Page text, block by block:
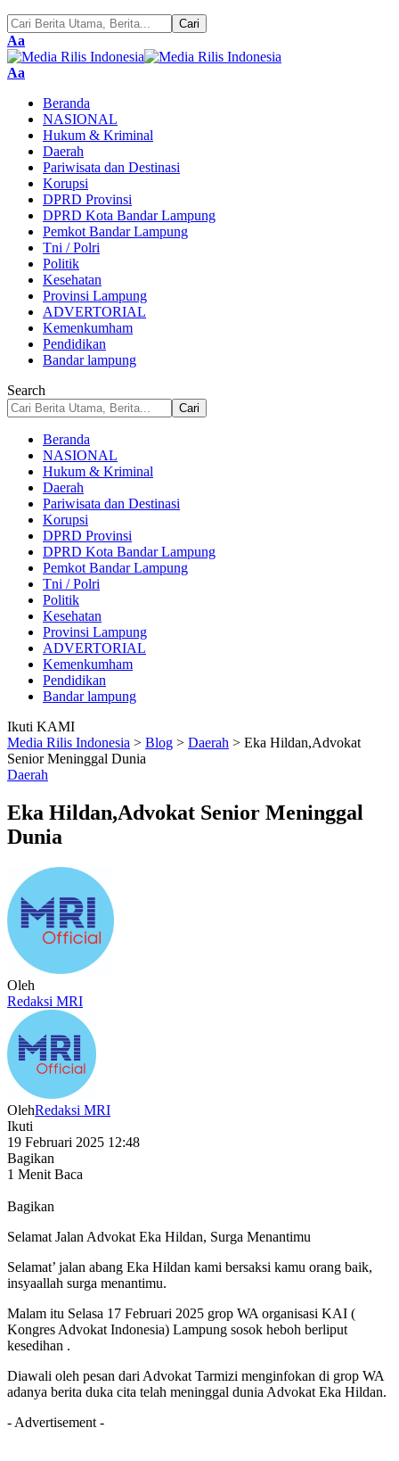
Pengubah
Ukuran
Font
Aa
Pengubah
Font
Aa
Beranda
NASIONAL
Hukum & Kriminal
Daerah
Pariwisata dan Destinasi
Korupsi
DPRD Provinsi
DPRD Kota Bandar Lampung
Pemkot Bandar Lampung
Tni / Polri
Politik
Kesehatan
Provinsi Lampung
ADVERTORIAL
Kemenkumham
Pendidikan
Bandar lampung
Search
Beranda
NASIONAL
Hukum & Kriminal
Daerah
Pariwisata dan Destinasi
Korupsi
DPRD Provinsi
DPRD Kota Bandar Lampung
Pemkot Bandar Lampung
Tni / Polri
Politik
Kesehatan
Provinsi Lampung
ADVERTORIAL
Kemenkumham
Pendidikan
Bandar lampung
Ikuti KAMI
Media Rilis Indonesia > Blog > Daerah > Eka Hildan,Advokat
Senior Meninggal Dunia
Daerah
Eka Hildan,Advokat Senior Meninggal
Dunia
Oleh
Redaksi MRI
OlehRedaksi MRI
Ikuti
19 Februari 2025 12:48
Bagikan
1 Menit Baca
Bagikan
Selamat Jalan Advokat Eka Hildan, Surga Menantimu
Selamat’ jalan abang Eka Hildan kami bersaksi kamu orang baik,
insyaallah surga menantimu.
Malam itu Selasa 17 Februari 2025 grop WA organisasi KAI (
Kongres Advokat Indonesia) Lampung sosok heboh berliput
kesedihan .
Diawali oleh pesan dari Advokat Tarmizi menginfokan di grop WA
adanya berita duka cita telah meninggal dunia Advokat Eka Hildan.
- Advertisement -